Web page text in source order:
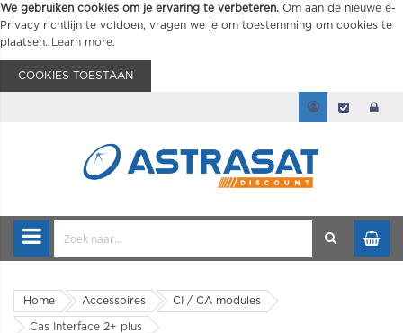
We gebruiken cookies om je ervaring te verbeteren. Om aan de nieuwe e-
Privacy richtlijn te voldoen, vragen we je om toestemming om cookies te
plaatsen.
Learn more.
COOKIES TOESTAAN
Home Accessoires CI / CA modules
Cas Interface 2+ plus